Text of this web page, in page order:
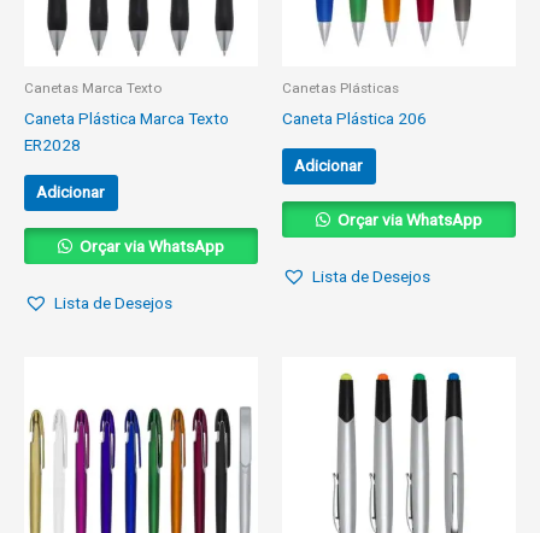
Canetas Marca Texto
Caneta Plástica Marca Texto
ER2028
Adicionar
Orçar via WhatsApp
Lista de Desejos
Canetas Plásticas
Caneta Plástica 206
Adicionar
Orçar via WhatsApp
Lista de Desejos